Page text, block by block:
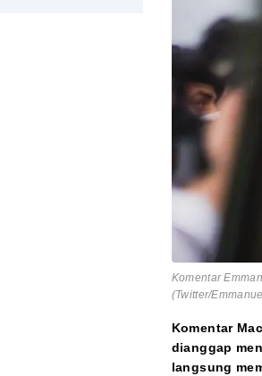
Komentar
(Twitter/
Komentar
dianggap
langsung